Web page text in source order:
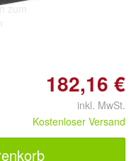
zum
182,16 €
inkl. MwSt.
Kostenloser Versand